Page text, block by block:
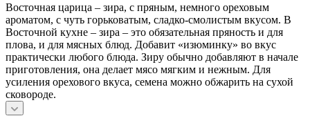
Восточная царица – зира, с пряным, немного ореховым
ароматом, с чуть горьковатым, сладко-смолистым вкусом. В
Восточной кухне – зира – это обязательная пряность и для
плова, и для мясных блюд. Добавит «изюминку» во вкус
практически любого блюда. Зиру обычно добавляют в начале
приготовления, она делает мясо мягким и нежным. Для
усиления орехового вкуса, семена можно обжарить на сухой
сковороде.